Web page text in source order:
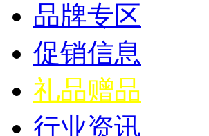
品牌专区
促销信息
礼品赠品
行业资讯